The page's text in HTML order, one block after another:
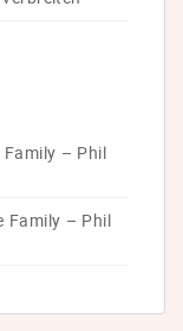
– Phil
Family – Phil